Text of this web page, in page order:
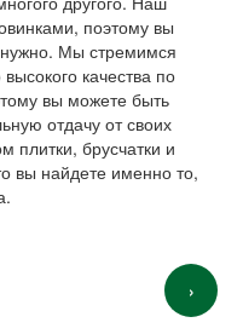
поэтому вы
нужно. Мы стремимся
качества по
вы можете быть
отдачу от своих
плитки, брусчатки и
вы найдете именно то,
›